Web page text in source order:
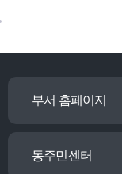
부서 홈페이지
동주민센터